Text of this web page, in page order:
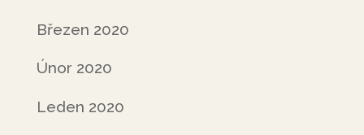
Březen 2020
Únor 2020
Leden 2020